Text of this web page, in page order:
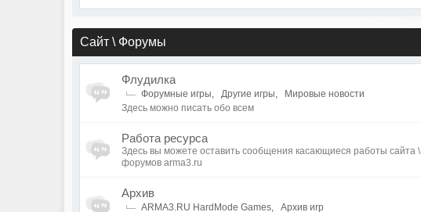
Сайт \ Форумы
Флудилка
Форумные игры, Другие игры,
Мировые новости
Здесь можно писать обо всем
Работа ресурса
Здесь вы можете оставить сообщения касающиеся работы сайта \
форумов arma3.ru
Архив
ARMA3.RU HardMode Games, Архив игр